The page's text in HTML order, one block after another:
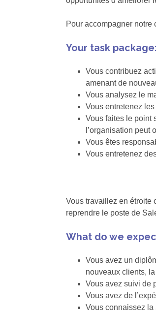
Pour accompagner notre
Your task
Vous contribuez
amenant de
Vous analysez le
Vous entretenez
Vous faites le point
l’organisation peut
Vous êtes
Vous entretenez
Vous travaillez en étroite
reprendre le poste de
What do we
Vous avez un
nouveaux clients,
Vous avez suivi de
Vous avez de
Vous connaissez